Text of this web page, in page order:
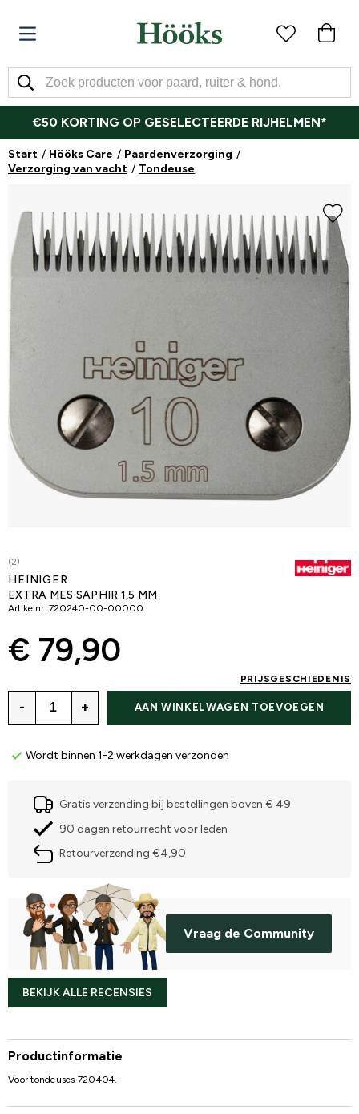
€50 KORTING OP GESELECTEERDE RIJHELMEN*
Start Hööks Care
Paardenverzorging
Verzorging van vacht
Tondeuse
(2)
HEINIGER
EXTRA MES SAPHIR 1,5 MM
Artikelnr. 720240-00-00000
€ 79,90
PRIJSGESCHIEDENIS
- + AAN WINKELWAGEN TOEVOEGEN
Wordt binnen 1-2 werkdagen verzonden
Gratis verzending bij bestellingen boven € 49
90 dagen retourrecht voor leden
Retourverzending €4,90
Vraag de Community
BEKIJK ALLE RECENSIES
Productinformatie
Voor tondeuses 720404.